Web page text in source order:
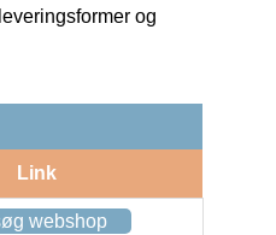
og
Link
webshop